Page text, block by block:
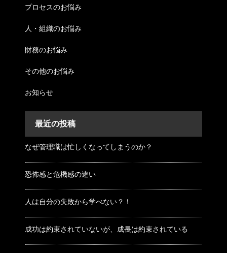
プロセスのお悩み
人・組織のお悩み
財務のお悩み
その他のお悩み
お知らせ
最近の投稿
なぜ管理職は忙しくなってしまうのか？
恐怖感と危機感の違い
人は自分の失敗から学べない？！
成功は約束されていないが、成長は約束されている